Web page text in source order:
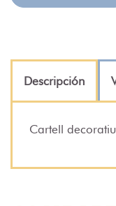
Descripción
Cartell